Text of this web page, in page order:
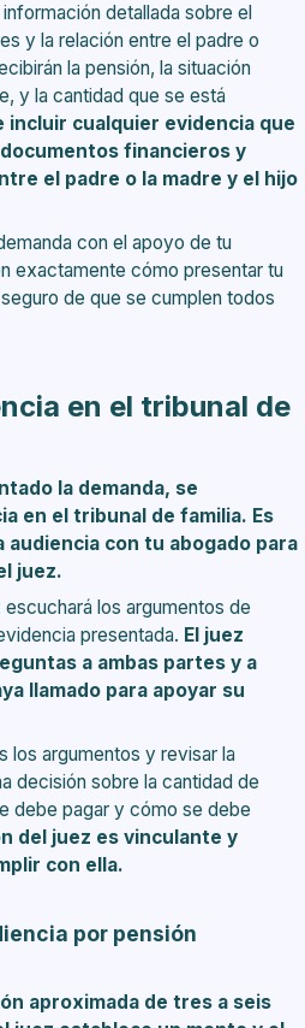
detallada sobre el
y la relación entre el padre o
la pensión, la situación
y la cantidad que se está
incluir cualquier evidencia que
financieros y
el padre o la madre y el hijo
con el apoyo de tu
exactamente cómo presentar tu
de que se cumplen todos
en el tribunal de
la demanda, se
en el tribunal de familia. Es
con tu abogado para
juez.
escuchará los argumentos de
presentada. El juez
a ambas partes y a
llamado para apoyar su
los argumentos y revisar la
decisión sobre la cantidad de
debe pagar y cómo se debe
del juez es vinculante y
con ella.
por pensión
aproximada de tres a seis